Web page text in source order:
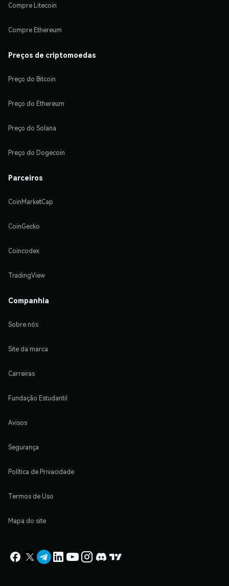
Compre Litecoin
Compre Ethereum
Preços de criptomoedas
Preço do Bitcoin
Preço do Ethereum
Preço do Solana
Preço do Dogecoin
Parceiros
CoinMarketCap
CoinGecko
Coincodex
TradingView
Companhia
Sobre nós
Site da marca
Carreiras
Fundação Estudantil
Avisos
Segurança
Política de Privacidade
Termos de Uso
Mapa do site